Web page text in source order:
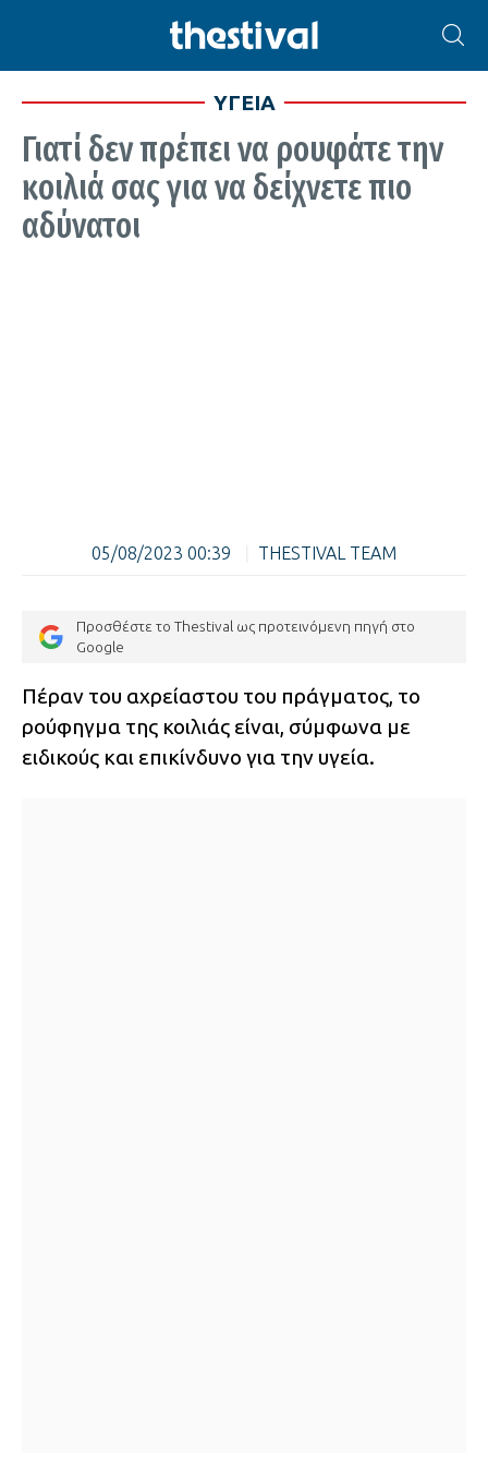
ΥΓΕΙΑ
Γιατί δεν πρέπει να ρουφάτε την
κοιλιά σας για να δείχνετε πιο
αδύνατοι
05/08/2023 00:39 THESTIVAL TEAM
Προσθέστε το Thestival ως προτεινόμενη πηγή στο
Google
Πέραν του αχρείαστου του πράγματος, το
ρούφηγμα της κοιλιάς είναι, σύμφωνα με
ειδικούς και επικίνδυνο για την υγεία.